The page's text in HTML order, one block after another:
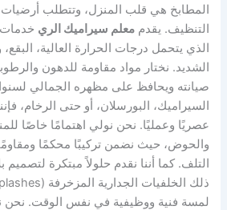
المطابخ هي قلب المنزل، وتتطلب أرضيات
التنظيف. يقدممعلم سيراميك الري خدمات
الذي يتحمل درجات الحرارة العالية،
الشديد. نختار مواد مقاومة للدهون
صيانته ويحافظ على مظهره الجمالي
السيراميك، البورسلان، أو حتى الرخام،
عصريًا وعمليًا. نحن نولي اهتمامًا خاصًا
والحوض، حيث نضمن تركيبًا محكمًا
التلف. كما أننا نقدم حلولاً مبتكرة لتصميم
لمسة فنية ووظيفية في نفس الوقت.